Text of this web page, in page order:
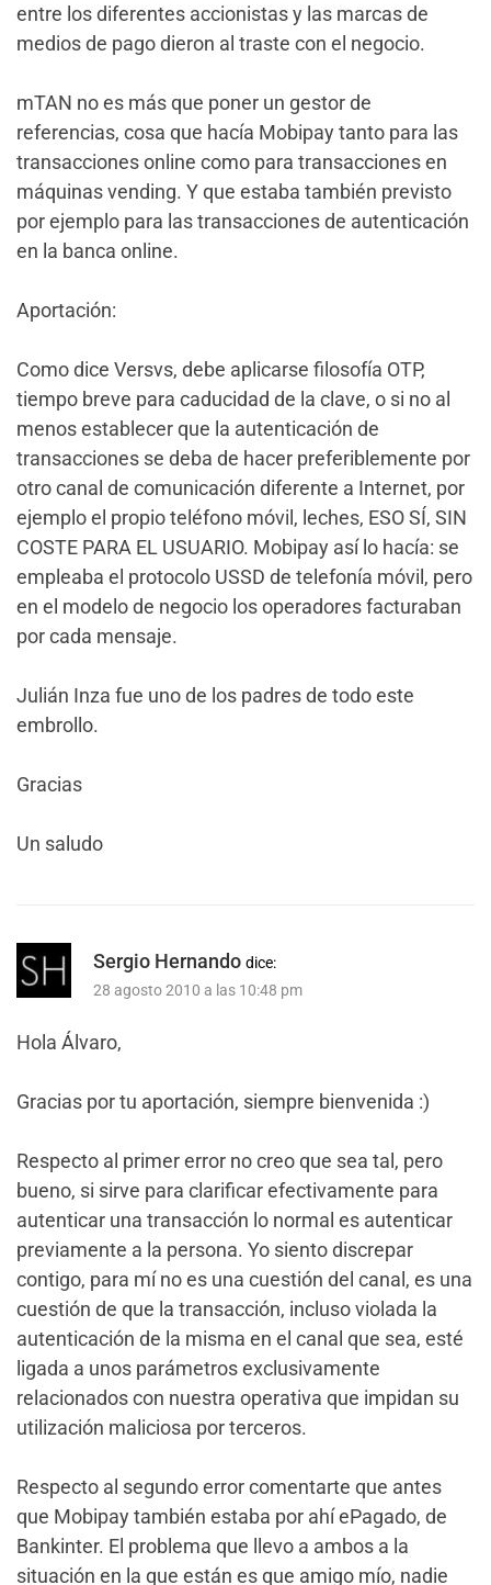
entre los diferentes accionistas y las marcas de
medios de pago dieron al traste con el negocio.
mTAN no es más que poner un gestor de
referencias, cosa que hacía Mobipay tanto para las
transacciones online como para transacciones en
máquinas vending. Y que estaba también previsto
por ejemplo para las transacciones de autenticación
en la banca online.
Aportación:
Como dice Versvs, debe aplicarse filosofía OTP,
tiempo breve para caducidad de la clave, o si no al
menos establecer que la autenticación de
transacciones se deba de hacer preferiblemente por
otro canal de comunicación diferente a Internet, por
ejemplo el propio teléfono móvil, leches, ESO SÍ, SIN
COSTE PARA EL USUARIO. Mobipay así lo hacía: se
empleaba el protocolo USSD de telefonía móvil, pero
en el modelo de negocio los operadores facturaban
por cada mensaje.
Julián Inza fue uno de los padres de todo este
embrollo.
Gracias
Un saludo
Sergio Hernando dice:
28 agosto 2010 a las 10:48 pm
Hola Álvaro,
Gracias por tu aportación, siempre bienvenida :)
Respecto al primer error no creo que sea tal, pero
bueno, si sirve para clarificar efectivamente para
autenticar una transacción lo normal es autenticar
previamente a la persona. Yo siento discrepar
contigo, para mí no es una cuestión del canal, es una
cuestión de que la transacción, incluso violada la
autenticación de la misma en el canal que sea, esté
ligada a unos parámetros exclusivamente
relacionados con nuestra operativa que impidan su
utilización maliciosa por terceros.
Respecto al segundo error comentarte que antes
que Mobipay también estaba por ahí ePagado, de
Bankinter. El problema que llevo a ambos a la
situación en la que están es que amigo mío, nadie